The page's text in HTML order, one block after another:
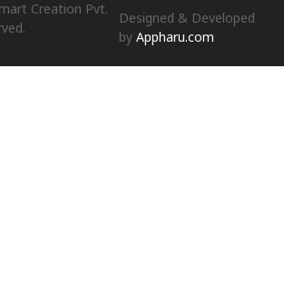
Creation Pvt.
Designed & Developed
byAppharu.com